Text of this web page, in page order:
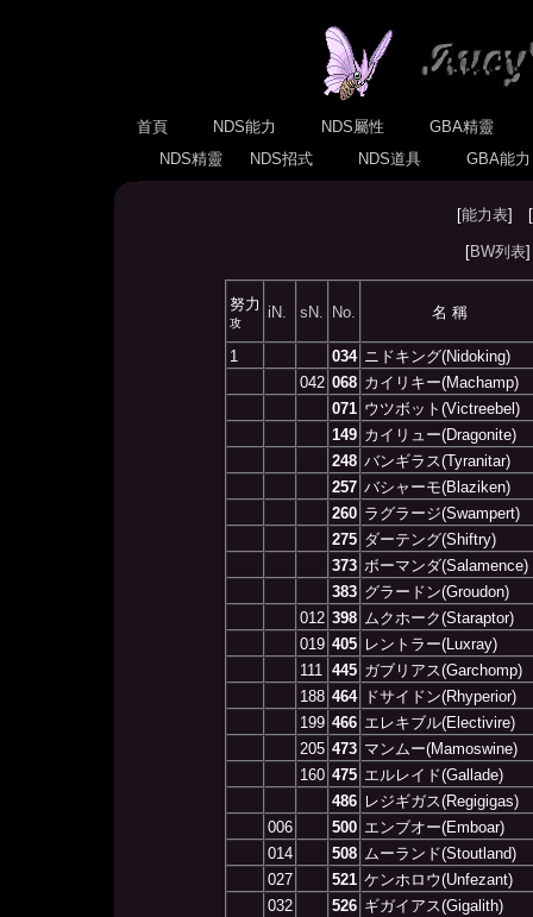
首頁 NDS能力 NDS屬性
GBA精靈
NDS精靈
NDS招式 NDS道具 GBA能
[能力表] [
[BW列表
努力
攻
iN. sN. No. 名 稱
1 034 ニドキング(Nidoking)
042 068 カイリキー(Machamp)
071 ウツボット(Victreebel)
149 カイリュー(Dragonite)
248 バンギラス(Tyranitar)
257 バシャーモ(Blaziken)
260 ラグラージ(Swampert)
275 ダーテング(Shiftry)
373 ボーマンダ(Salamence)
383 グラードン(Groudon)
012 398 ムクホーク(Staraptor)
019 405 レントラー(Luxray)
111
445 ガブリアス(Garchomp)
188 464
ドサイドン(Rhyperior)
199 466 エレキブル(Electivire)
205 473 マンムー(Mamoswine)
160 475 エルレイド(Gallade)
486 レジギガス(Regigigas)
006
500 エンブオー(Emboar)
014
508 ムーランド(Stoutland)
027
521 ケンホロウ(Unfezant)
032
526 ギガイアス(Gigalith)